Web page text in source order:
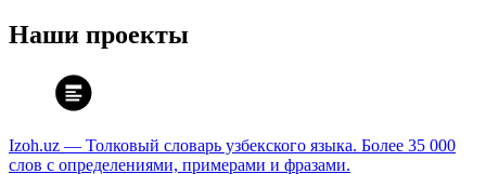
Наши проекты
Izoh.uz — Толковый словарь узбекского языка. Более 35 000
слов с определениями, примерами и фразами.